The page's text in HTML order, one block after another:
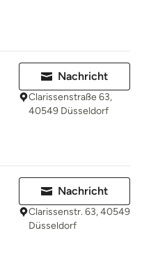
Nachricht
Clarissenstraße 63,
40549 Düsseldorf
Nachricht
Clarissenstr. 63, 40549
Düsseldorf